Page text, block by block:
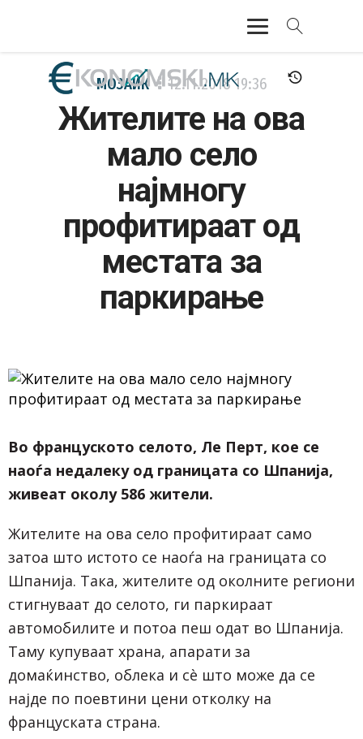
АКТУЕЛНО
ЕКОНОМИЈА
ФИНАНСИИ
БАНКАРСТВО
ЖИВОТ
МОЗАИК 12.11.201819:36
Жителите на ова
мало село
најмногу
профитираат од
местата за
паркирање
Во француското селото, Ле Перт, кое се
наоѓа недалеку од границата со Шпанија,
живеат околу 586 жители.
Жителите на ова село профитираат само
затоа што истото се наоѓа на границата со
Шпанија. Така, жителите од околните региони
стигнуваат до селото, ги паркираат
автомобилите и потоа пеш одат во Шпанија.
Таму купуваат храна, апарати за
домаќинство, облека и сè што можe да се
најде по поевтини цени отколку на
француската страна.